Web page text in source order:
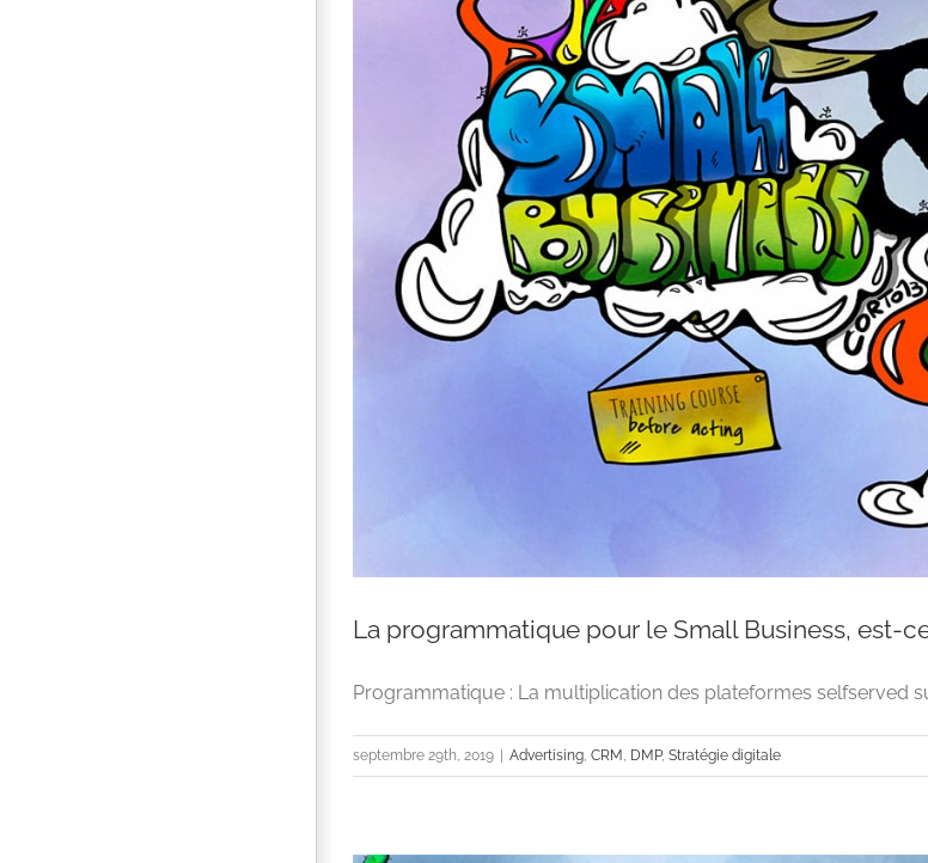
La programmatique pour le Small Business, est-
Programmatique : La multiplication des plateformes selfserved
septembre 29th, 2019 | Advertising CRM DMP, Stratégie digitale